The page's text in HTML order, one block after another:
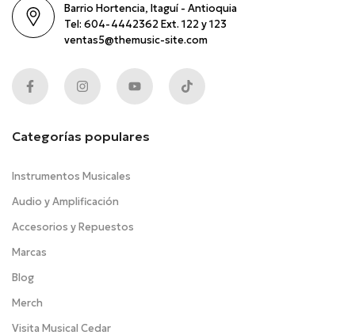
Barrio Hortencia, Itaguí - Antioquia
Tel: 604-4442362 Ext. 122 y 123
ventas5@themusic-site.com
Categorías populares
Instrumentos Musicales
Audio y Amplificación
Accesorios y Repuestos
Marcas
Blog
Merch
Visita Musical Cedar